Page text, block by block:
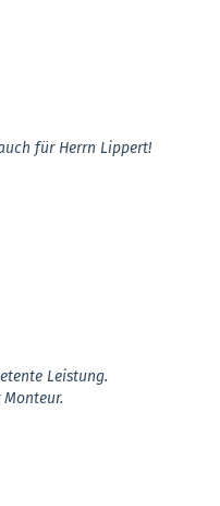
für Herrn Lippert!
Leistung.